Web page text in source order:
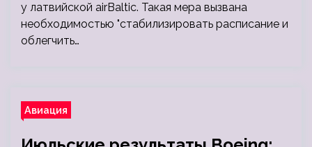
у латвийской airBaltic. Такая мера вызвана
необходимостью "стабилизировать расписание и
облегчить…
Авиация